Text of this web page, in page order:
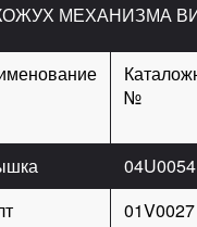
КОЖУХ МЕХАНИЗМА
№
04U0054
01V0027